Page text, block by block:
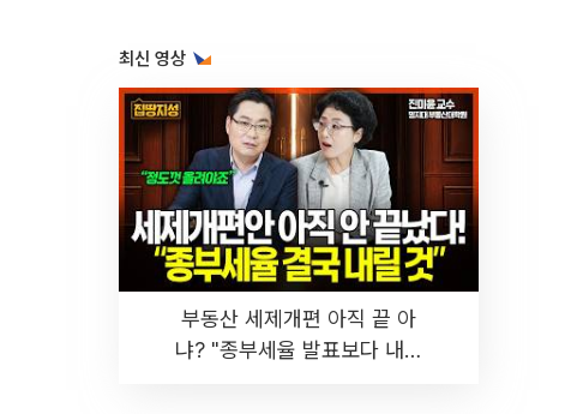
최신 영상
부동산 세제개편 아직 끝 아
냐? "종부세율 발표보다 내릴